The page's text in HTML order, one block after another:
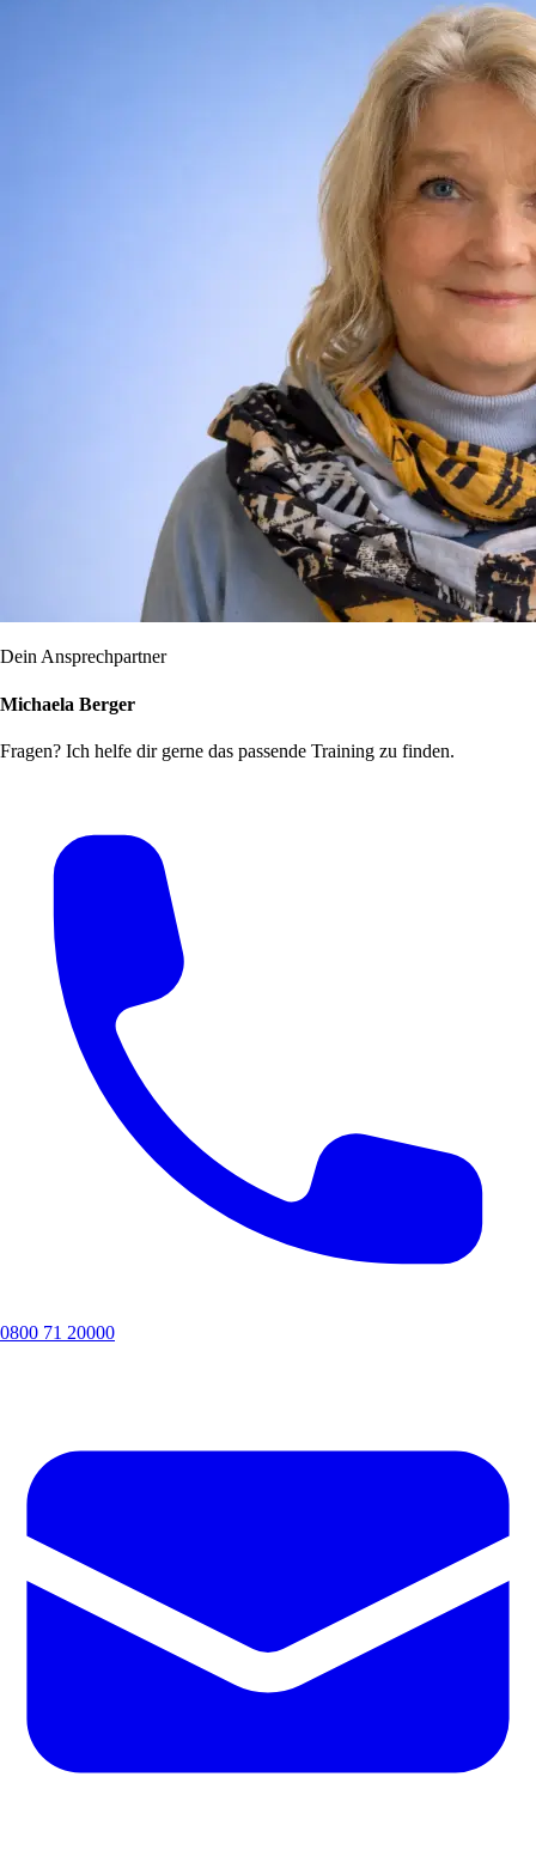
Dein Ansprechpartner
Michaela Berger
Fragen? Ich helfe dir gerne das passende Training zu finden.
0800 71 20000